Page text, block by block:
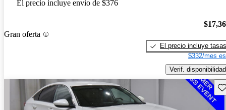
El precio incluye envío de $376
Gran oferta
El precio incluye tasas
$332/mes
Verif. disponibilidad